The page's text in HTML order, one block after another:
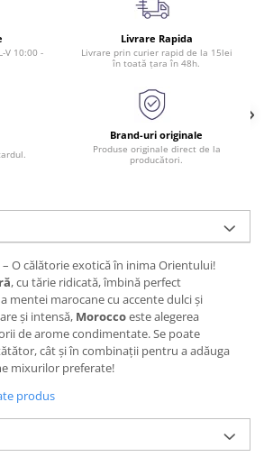
V 10:00 -
Livrare Rapida
Livrare prin curier rapid de la 15lei
în toată țara în 48h.
Brand-uri originale
Produse originale direct de la
producători.
– O călătorie exotică în inima Orientului!
, cu tărie ridicată, îmbină perfect
mentei marocane cu accente dulci și
și intensă, Moroccoeste alegerea
de arome condimentate. Se poate
cât și în combinații pentru a adăuga
mixurilor preferate!
produs